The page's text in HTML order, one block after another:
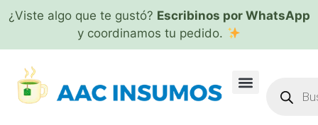
¿Viste algo que te gustó? Escribinos por WhatsApp
y coordinamos tu pedido.